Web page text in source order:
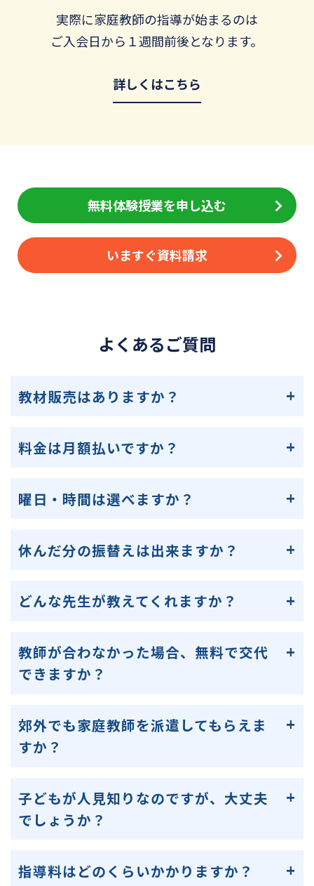
実際に家庭教師の指導が始まるのは
ご入会日から１週間前後となります。
詳しくはこちら
無料体験授業を申し込む
いますぐ資料請求
よくあるご質問
教材販売はありますか？
料金は月額払いですか？
曜日・時間は選べますか？
休んだ分の振替えは出来ますか？
どんな先生が教えてくれますか？
教師が合わなかった場合、無料で交代
できますか？
郊外でも家庭教師を派遣してもらえま
すか？
子どもが人見知りなのですが、大丈夫
でしょうか？
指導料はどのくらいかかりますか？